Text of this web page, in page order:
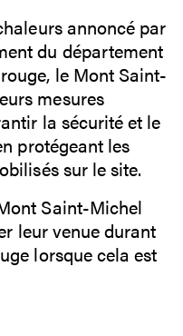
annoncé par
du département
le Mont Saint-
mesures
la sécurité et le
protégeant les
sur le site.
Saint-Michel
leur venue durant
lorsque cela est